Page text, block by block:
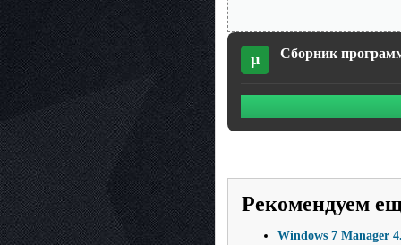
µ Сборник
Рекомендуем
Windows 7 Manager